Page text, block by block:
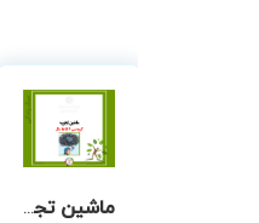
ماشین تجربه